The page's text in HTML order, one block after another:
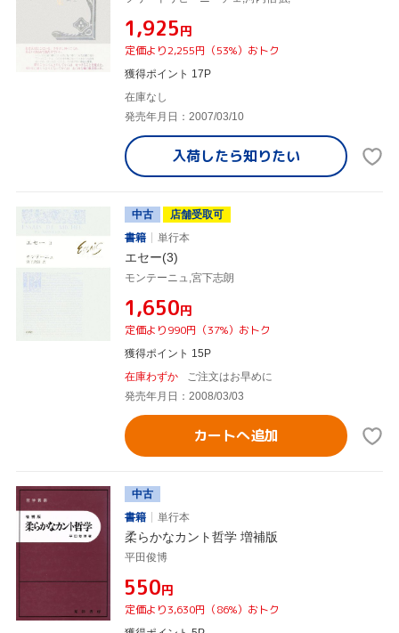
¥1,925円
定価より2,255円（53%）おトク
獲得ポイント 17P
在庫なし
発売年月日：2007/03/10
入荷したら知りたい
中古
店舗受取可
書籍
単行本
エセー(3)
モンテーニュ,宮下志朗
¥1,650円
定価より990円（37%）おトク
獲得ポイント 15P
在庫わずか
ご注文はお早めに
発売年月日：2008/03/03
カートへ追加
中古
書籍
単行本
柔らかなカント哲学 増補版
平田俊博
¥550円
定価より3,630円（86%）おトク